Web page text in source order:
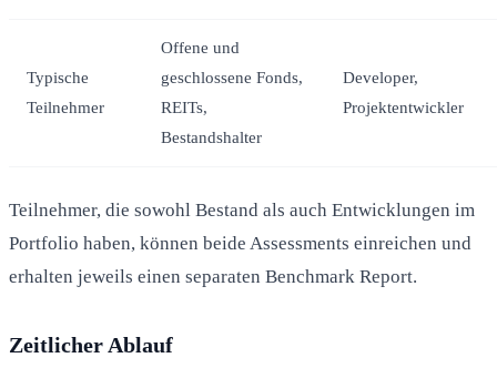
Typische
Teilnehmer
Offene und
geschlossene Fonds,
REITs,
Bestandshalter
Developer,
Projektentwickler
Teilnehmer, die sowohl Bestand als auch Entwicklungen im
Portfolio haben, können beide Assessments einreichen und
erhalten jeweils einen separaten Benchmark Report.
Zeitlicher Ablauf